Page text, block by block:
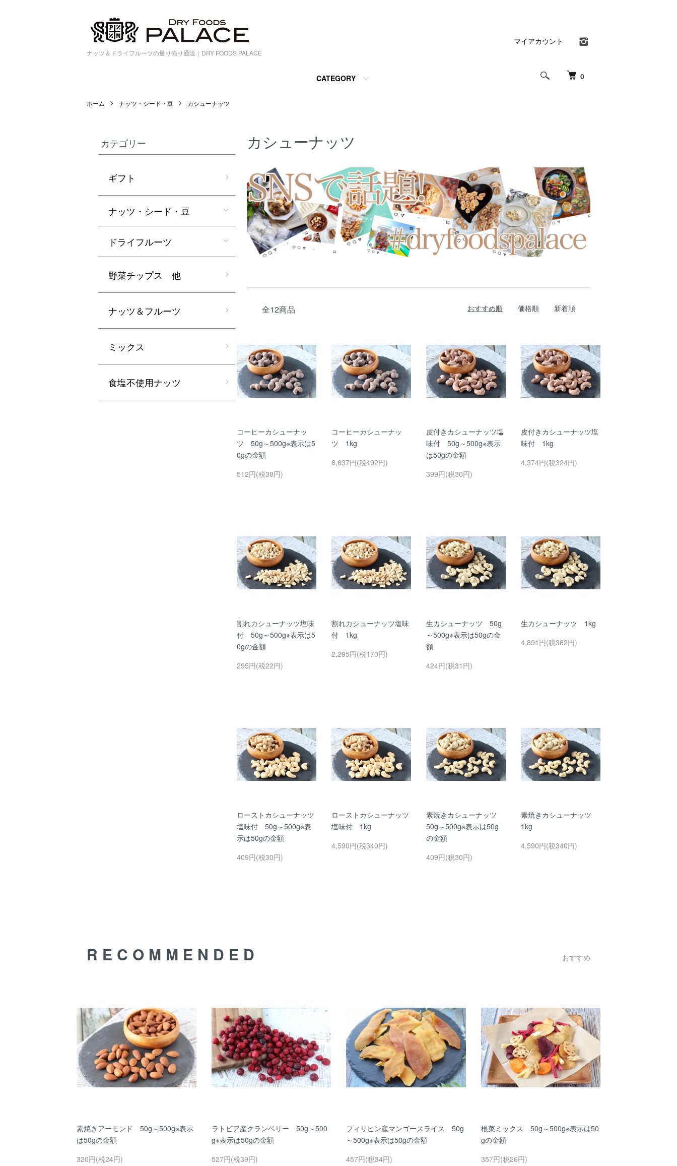
ナッツ＆ドライフルーツの量り売り通販｜DRY FOODS PALACE
0
CATEGORY
マイアカウント
ホーム ナッツ・シード・豆 カシューナッツ
カシューナッツ
全12商品 おすすめ順 価格順 新着順
コーヒーカシューナッ
ツ 50g～500g※表示は5
0gの金額
512円(税38円)
コーヒーカシューナッ
ツ 1kg
6,637円(税492円)
皮付きカシューナッツ塩
味付 50g～500g※表示
は50gの金額
399円(税30円)
皮付きカシューナッツ塩
味付 1kg
4,374円(税324円)
割れカシューナッツ塩味
付 50g～500g※表示は5
0gの金額
295円(税22円)
割れカシューナッツ塩味
付 1kg
2,295円(税170円)
生カシューナッツ 50g
～500g※表示は50gの金
額
424円(税31円)
生カシューナッツ 1kg
4,891円(税362円)
ローストカシューナッツ
塩味付 50g～500g※表
示は50gの金額
409円(税30円)
ローストカシューナッツ
塩味付 1kg
4,590円(税340円)
素焼きカシューナッツ
50g～500g※表示は50g
の金額
409円(税30円)
素焼きカシューナッツ
1kg
4,590円(税340円)
カテゴリー
ギフト
ナッツ・シード・豆
ドライフルーツ
野菜チップス 他
ナッツ＆フルーツ
ミックス
食塩不使用ナッツ
RECOMMENDED おすすめ
素焼きアーモンド 50g～500g※表示
は50gの金額
320円(税24円)
ラトビア産クランベリー 50g～500
g※表示は50gの金額
527円(税39円)
フィリピン産マンゴースライス 50g
～500g※表示は50gの金額
457円(税34円)
根菜ミックス 50g～500g※表示は50
gの金額
357円(税26円)